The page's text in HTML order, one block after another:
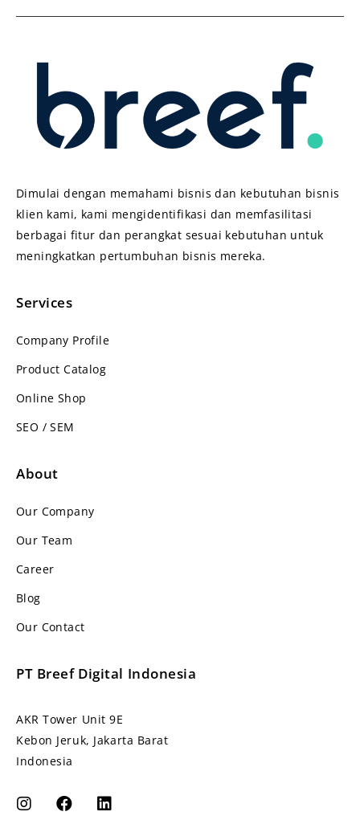
Dimulai dengan memahami bisnis dan kebutuhan bisnis
klien kami, kami mengidentifikasi dan memfasilitasi
berbagai fitur dan perangkat sesuai kebutuhan untuk
meningkatkan pertumbuhan bisnis mereka.
Services
Company Profile
Product Catalog
Online Shop
SEO / SEM
About
Our Company
Our Team
Career
Blog
Our Contact
PT Breef Digital Indonesia
AKR Tower Unit 9E
Kebon Jeruk, Jakarta Barat
Indonesia